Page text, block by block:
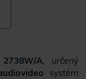
2738W/A, určený
systém